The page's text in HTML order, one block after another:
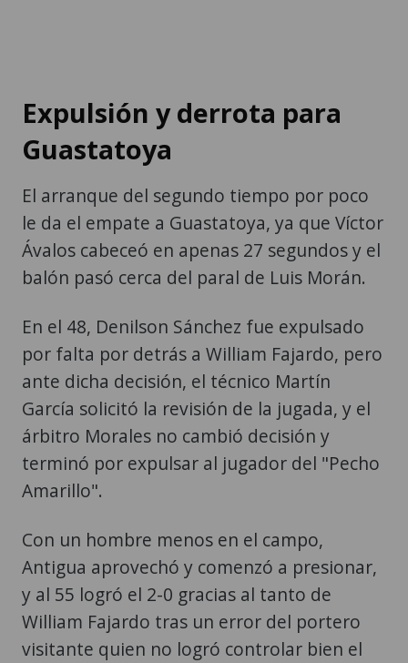
Expulsión y derrota para
Guastatoya
El arranque del segundo tiempo por poco
le da el empate a Guastatoya, ya que Víctor
Ávalos cabeceó en apenas 27 segundos y el
balón pasó cerca del paral de Luis Morán.
En el 48, Denilson Sánchez fue expulsado
por falta por detrás a William Fajardo, pero
ante dicha decisión, el técnico Martín
García solicitó la revisión de la jugada, y el
árbitro Morales no cambió decisión y
terminó por expulsar al jugador del "Pecho
Amarillo".
Con un hombre menos en el campo,
Antigua aprovechó y comenzó a presionar,
y al 55 logró el 2-0 gracias al tanto de
William Fajardo tras un error del portero
visitante quien no logró controlar bien el